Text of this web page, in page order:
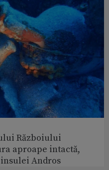
Războiului
aproape intactă,
Andros